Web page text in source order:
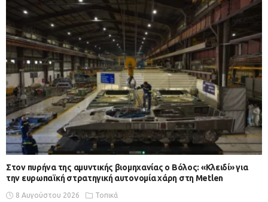
Στον πυρήνα της αμυντικής βιομηχανίας ο Βόλος: «Κλειδί» για
την ευρωπαϊκή στρατηγική αυτονομία χάρη στη Metlen
8 Αυγούστου 2026 Τοπικά